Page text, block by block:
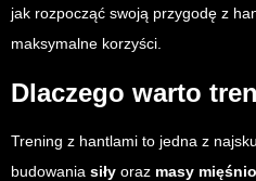
jak rozpocząć swoją przygodę z
maksymalne korzyści.
Dlaczego warto
Trening z hantlami to jedna z
budowania siły oraz masy